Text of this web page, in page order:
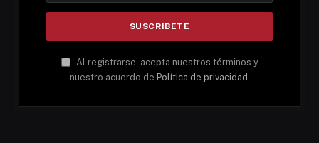
Al registrarse, acepta nuestros términos y
nuestro acuerdo de Política de privacidad